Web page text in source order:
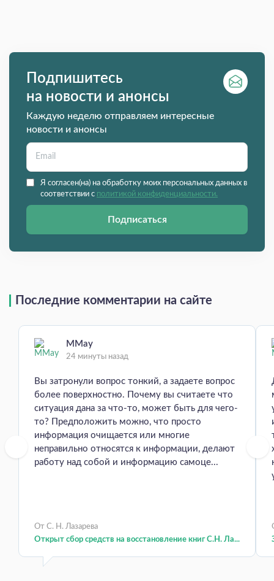
Подпишитесь
на новости и анонсы
Каждую неделю отправляем интересные
новости и анонсы
Я согласен(на) на обработку моих персональных данных в
соответствии с политикой конфиденциальности.
Подписаться
Последние комментарии на сайте
MMay
24 минуты назад
Вы затронули вопрос тонкий, а задаете вопрос
более поверхностно. Почему вы считаете что
ситуация дана за что-то, может быть для чего-
то? Предположить можно, что просто
информация очищается или многие
неправильно относятся к информации, делают
работу над собой и информацию самоце...
От С. Н. Лазарева
Открыт сбор средств на восстановление книг С.Н. Ла...